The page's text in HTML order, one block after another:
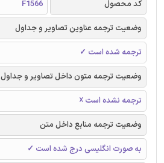
کد محصول
F1566
وضعیت ترجمه عناوین تصاویر و جداول
ترجمه شده است ✓
وضعیت ترجمه متون داخل تصاویر و جداول
ترجمه نشده است ☓
وضعیت ترجمه منابع داخل متن
به صورت انگلیسی درج شده است ✓